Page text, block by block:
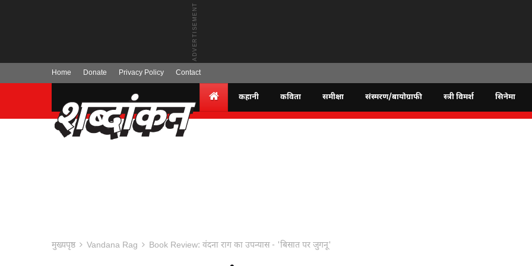
Home Donate Privacy Policy Contact
कहानी कविता समीक्षा संस्मरण/बायोग्राफी स्त्री विमर्श सिनेमा
मुख्यपृष्ठ Vandana Rag Book Review: वंदना राग का उपन्यास - 'बिसात पर जुगनू'